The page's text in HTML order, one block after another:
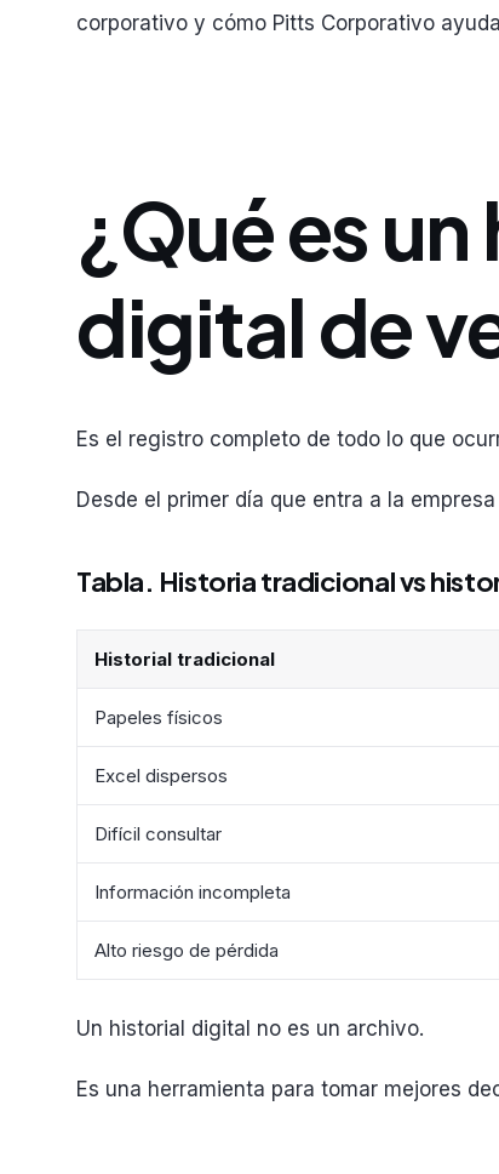
corporativo y cómo Pitts Corporativo
¿Qué es
digital de
Es el registro completo de todo lo que
Desde el primer día que entra a la
Tabla. Historia tradicional vs
Historial tradicional
Papeles físicos
Excel dispersos
Difícil consultar
Información incompleta
Alto riesgo de pérdida
Un historial digital no es un archivo.
Es una herramienta para tomar mejores